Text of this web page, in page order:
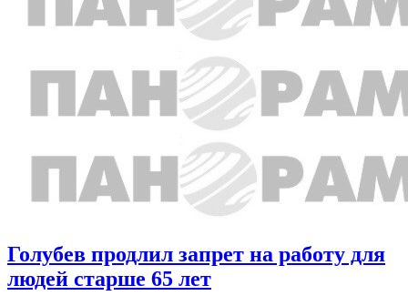
Голубев продлил запрет на работу для
людей старше 65 лет